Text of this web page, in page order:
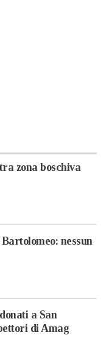
zona boschiva
nessun
a San
di Amag